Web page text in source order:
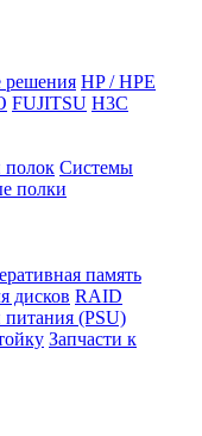
решения HP / HPE
FUJITSU H3C
Системы
полки
память
дисков RAID
питания (PSU)
Запчасти к